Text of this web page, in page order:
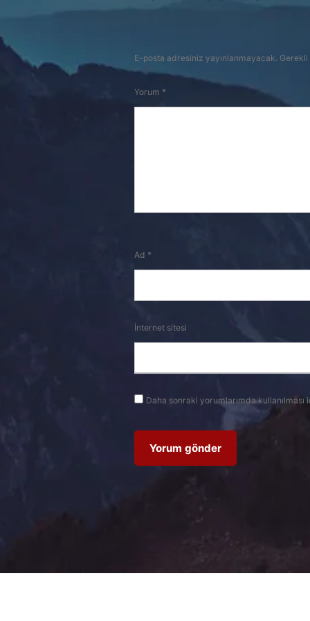
E-posta adresiniz yayınlanmayacak. Gerekli
Yorum *
Ad *
İnternet sitesi
Daha sonraki yorumlarımda